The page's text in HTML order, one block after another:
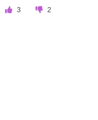
3 2